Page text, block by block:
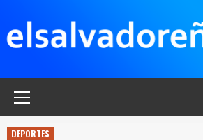
contenido
DEPORTES